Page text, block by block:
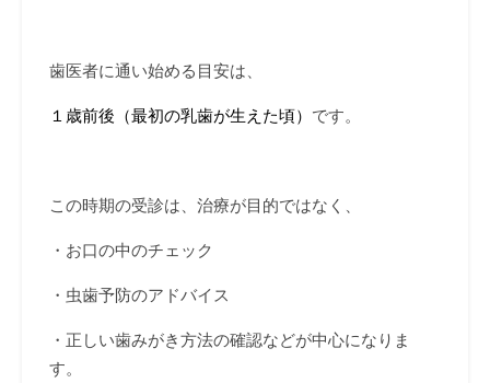
歯医者に通い始める目安は、
１歳前後（最初の乳歯が生えた頃） です。
この時期の受診は、治療が目的ではなく、
・お口の中のチェック
・虫歯予防のアドバイス
・正しい歯みがき方法の確認などが中心になりま
す。